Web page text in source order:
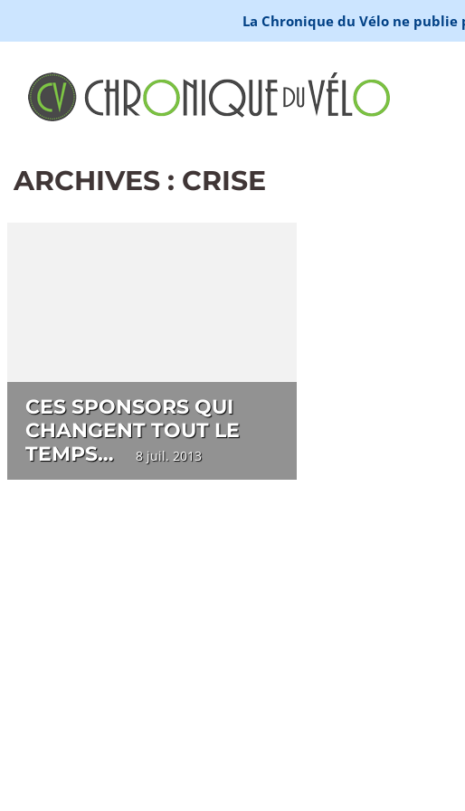
La Chronique du Vélo ne publie
ARCHIVES : CRISE
CES SPONSORS QUI
CHANGENT TOUT LE
TEMPS…
8 juil. 2013